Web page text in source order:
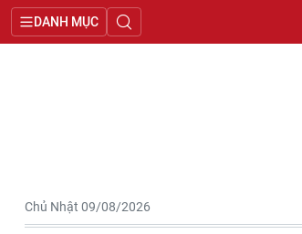
DANH MỤC
Chủ Nhật 09/08/2026